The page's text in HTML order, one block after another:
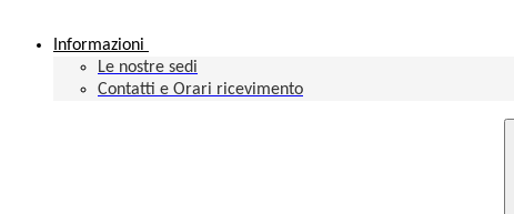
Informazioni
Le nostre sedi
Contatti e Orari ricevimento